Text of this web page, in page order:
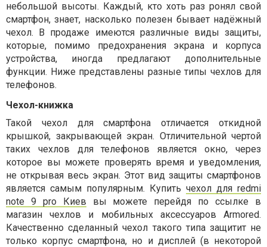
небольшой высоты. Каждый, кто хоть раз ронял свой
смартфон, знает, насколько полезен бывает надёжный
чехол. В продаже имеются различные виды защиты,
которые, помимо предохранения экрана и корпуса
устройства, иногда предлагают дополнительные
функции. Ниже представлены разные типы чехлов для
телефонов.
Чехол-книжка
Такой чехол для смартфона отличается откидной
крышкой, закрывающей экран. Отличительной чертой
таких чехлов для телефонов является окно, через
которое вы можете проверять время и уведомления,
не открывая весь экран. Этот вид защиты смартфонов
является самым популярным. Купить чехол для redmi
note 9 pro Киев вы можете перейдя по ссылке в
магазин чехлов и мобильных аксессуаров Armored.
Качественно сделанный чехол такого типа защитит не
только корпус смартфона, но и дисплей (в некоторой